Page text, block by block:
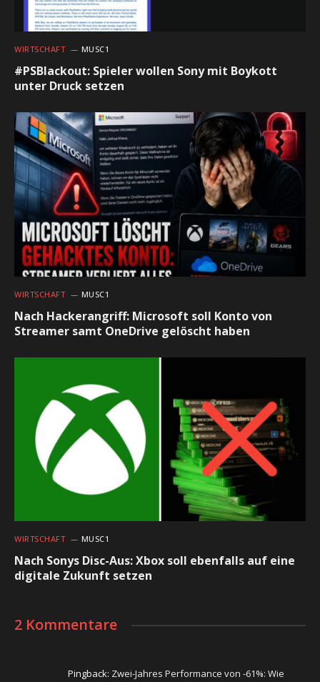
WIRTSCHAFT MUSC1
#PSBlackout: Spieler wollen Sony mit Boykott
unter Druck setzen
WIRTSCHAFT MUSC1
Nach Hackerangriff: Microsoft soll Konto von
Streamer samt OneDrive gelöscht haben
WIRTSCHAFT MUSC1
Nach Sonys Disc-Aus: Xbox soll ebenfalls auf eine
digitale Zukunft setzen
2 Kommentare
Pingback: Zwei-Jahres Performance von -61%: Wie